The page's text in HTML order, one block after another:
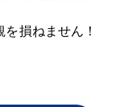
損ねません！